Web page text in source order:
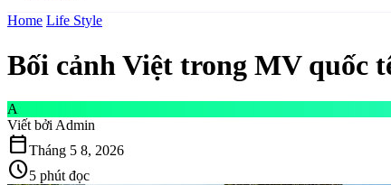
Trang chủẨm thực
Home Life Style
Bối cảnh Việt trong MV quốc
A
Viết bởi Admin
calendar_todayTháng 5 8, 2026
schedule5 phút đọc